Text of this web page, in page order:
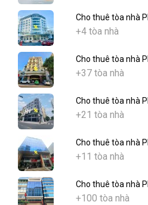
Cho thuê tòa nhà
+4 tòa nhà
Cho thuê tòa nhà
+37 tòa nhà
Cho thuê tòa nhà
+21 tòa nhà
Cho thuê tòa nhà
+11 tòa nhà
Cho thuê tòa nhà
+100 tòa nhà